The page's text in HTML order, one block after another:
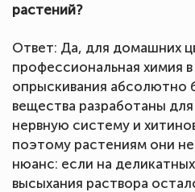
растений?
Ответ: Да, для домашних
профессиональная химия
опрыскивания абсолютно
вещества разработаны
нервную систему и
поэтому растениям они
нюанс: если на
высыхания раствора